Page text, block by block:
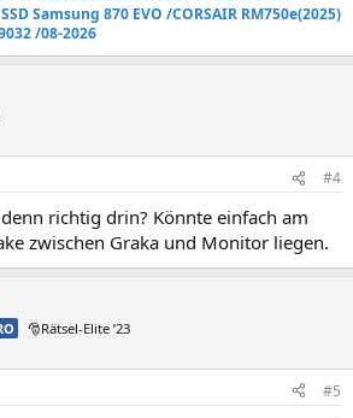
Samsung 870 EVO /CORSAIR RM750e(2025)
/08-2026
#4
richtig drin? Könnte einfach am
zwischen Graka und Monitor liegen.
🎅Rätsel-Elite ’23
#5